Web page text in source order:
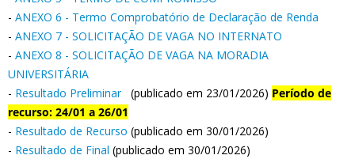
- ANEXO 6 - Termo Comprobatório de Declaração de Renda
- ANEXO 7 - SOLICITAÇÃO DE VAGA NO INTERNATO
- ANEXO 8 - SOLICITAÇÃO DE VAGA NA MORADIA
UNIVERSITÁRIA
- Resultado Preliminar (publicado em 23/01/2026) Período de
recurso: 24/01 a 26/01
- Resultado de Recurso (publicado em 30/01/2026)
- Resultado de Final (publicado em 30/01/2026)